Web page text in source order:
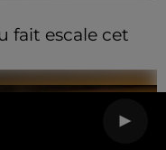
fait escale cet